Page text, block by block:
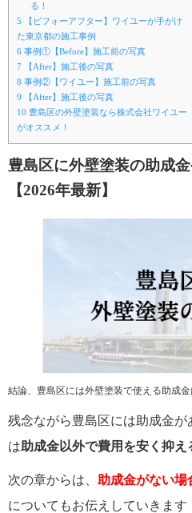
る！
5 【ビフォーアフター】ワイユーが手がけ
た東京都の施工事例
6 事例①【Before】施工前の写真
7 【After】施工後の写真
8 事例②【ワイユー】施工前の写真
9 【After】施工後の写真
10 豊島区の外壁塗装なら株式会社ワイユー
がオススメ！
豊島区に外壁塗装の助成
【2026年最新】
結論、豊島区には外壁塗装で使える助成金
残念ながら豊島区には助成金
は助成金以外で費用を安く抑え
次の章からは、 助成金がない場
についてもお伝えしていきます